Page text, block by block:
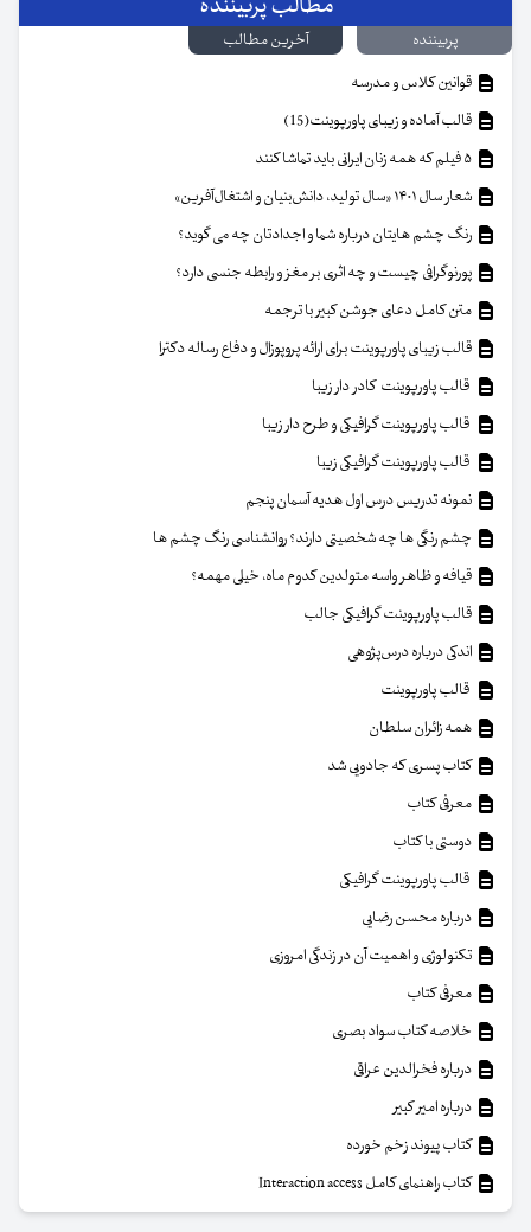
مطالب پربیننده
پربیننده
آخرین مطالب
قوانین کلاس و مدرسه
قالب آماده و زیبای پاورپوینت(15)
شعار سال ۱۴۰۱ «سال تولید، دانش‌بنیان و اشتغال‌آفرین»
رنگ چشم هایتان درباره شما و اجدادتان چه می گوید؟
پورنوگرافی چیست و چه اثری بر مغز و رابطه جنسی دارد؟
متن کامل دعای جوشن کبیر با ترجمه
قالب زیبای پاورپوینت برای ارائه پروپوزال و دفاع رساله دکترا
قالب پاورپوینت کادر دار زیبا
قالب پاورپوینت گرافیکی و طرح دار زیبا
قالب پاورپوینت گرافیکی زیبا
نمونه تدریس درس اول هدیه آسمان پنجم
چشم رنگی ها چه شخصیتی دارند؟ روانشناسی رنگ چشم ها
قیافه و ظاهر واسه متولدین کدوم ماه، خیلی مهمه؟
قالب پاورپوینت گرافیکی جالب
اندکی درباره درس‌پژوهی
قالب پاورپوینت
همه زائران سلطان
کتاب پسری که جادویی شد
معرفی کتاب
دوستی با کتاب
قالب پاورپوینت گرافیکی
درباره محسن رضایی
تکنولوژی و اهمیت آن در زندگی امروزی
معرفی کتاب
خلاصه کتاب سواد بصری
درباره فخرالدین عراقی
درباره امیر کبیر
کتاب پیوند زخم خورده
کتاب راهنمای کامل Interaction access